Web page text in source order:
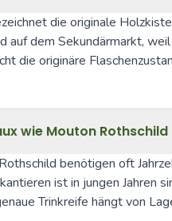
die originale
auf dem Sekundärmarkt,
die originäre
wie Mouton
benötigen oft
ist in jungen
Trinkreife hängt von